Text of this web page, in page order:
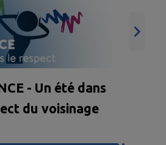
- Un été dans
du voisinage